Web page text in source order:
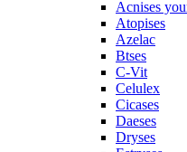
Acnises
Atopises
Azelac
Btses
C-Vit
Celulex
Cicases
Daeses
Dryses